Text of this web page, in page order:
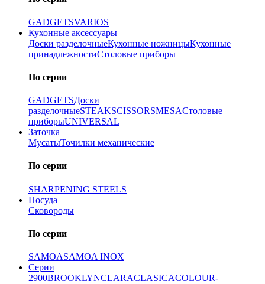
GADGETSVARIOS
Кухонные аксессуары
Доски разделочныеКухонные ножницыКухонные
принадлежностиСтоловые приборы
По серии
GADGETSДоски
разделочныеSTEAKSCISSORSMESAСтоловые
приборыUNIVERSAL
Заточка
МусатыТочилки механические
По серии
SHARPENING STEELS
Посуда
Сковороды
По серии
SAMOASAMOA INOX
Серии
2900BROOKLYNCLARACLASICACOLOUR-